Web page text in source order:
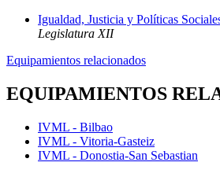
Igualdad, Justicia y Políticas
Legislatura XII
Equipamientos relacionados
EQUIPAMIENTOS
IVML - Bilbao
IVML - Vitoria-Gasteiz
IVML - Donostia-San Sebastian